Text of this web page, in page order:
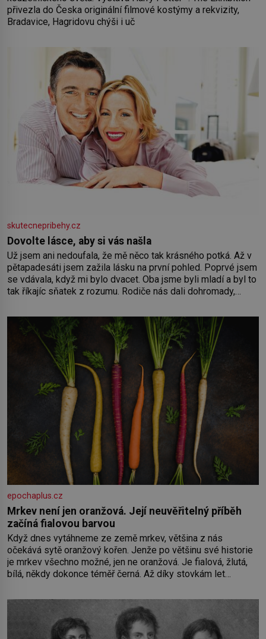
přivezla do Česka originální filmové kostýmy a rekvizity,
Bradavice, Hagridovu chýši i uč
skutecnepribehy.cz
Dovolte lásce, aby si vás našla
Už jsem ani nedoufala, že mě něco tak krásného potká. Až v
pětapadesáti jsem zažila lásku na první pohled. Poprvé jsem
se vdávala, když mi bylo dvacet. Oba jsme byli mladí a byl to
tak říkajíc sňatek z rozumu. Rodiče nás dali dohromady,
oběma moc nesvědčilo, brzy jsme zjistili, že
epochaplus.cz
Mrkev není jen oranžová. Její neuvěřitelný příběh
začíná fialovou barvou
Když dnes vytáhneme ze země mrkev, většina z nás
očekává sytě oranžový kořen. Jenže po většinu své historie
je mrkev všechno možné, jen ne oranžová. Je fialová, žlutá,
bílá, někdy dokonce téměř černá. Až díky stovkám let
českou zahradu ani nedokážeme představit. Její příběh je